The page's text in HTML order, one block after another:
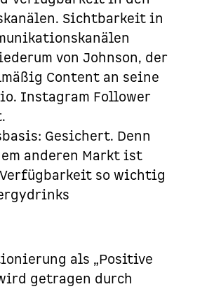
Sichtbarkeit in
von Johnson, der
Content an seine
Instagram Follower
Gesichert. Denn
anderen Markt ist
so wichtig
als „Positive
getragen durch